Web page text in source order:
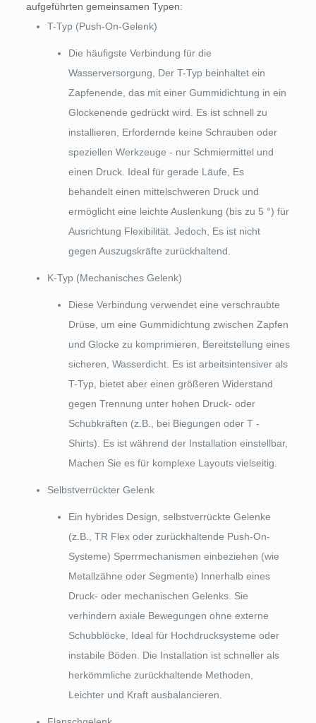
aufgeführten gemeinsamen Typen:
T-Typ (Push-On-Gelenk)
Die häufigste Verbindung für die
Wasserversorgung, Der T-Typ beinhaltet ein
Zapfenende, das mit einer Gummidichtung in ein
Glockenende gedrückt wird. Es ist schnell zu
installieren, Erfordernde keine Schrauben oder
speziellen Werkzeuge - nur Schmiermittel und
einen Druck. Ideal für gerade Läufe, Es
behandelt einen mittelschweren Druck und
ermöglicht eine leichte Auslenkung (bis zu 5 °) für
Ausrichtung Flexibilität. Jedoch, Es ist nicht
gegen Auszugskräfte zurückhaltend.
K-Typ (Mechanisches Gelenk)
Diese Verbindung verwendet eine verschraubte
Drüse, um eine Gummidichtung zwischen Zapfen
und Glocke zu komprimieren, Bereitstellung eines
sicheren, Wasserdicht. Es ist arbeitsintensiver als
T-Typ, bietet aber einen größeren Widerstand
gegen Trennung unter hohen Druck- oder
Schubkräften (z.B., bei Biegungen oder T -
Shirts). Es ist während der Installation einstellbar,
Machen Sie es für komplexe Layouts vielseitig.
Selbstverrückter Gelenk
Ein hybrides Design, selbstverrückte Gelenke
(z.B., TR Flex oder zurückhaltende Push-On-
Systeme) Sperrmechanismen einbeziehen (wie
Metallzähne oder Segmente) Innerhalb eines
Druck- oder mechanischen Gelenks. Sie
verhindern axiale Bewegungen ohne externe
Schubblöcke, Ideal für Hochdrucksysteme oder
instabile Böden. Die Installation ist schneller als
herkömmliche zurückhaltende Methoden,
Leichter und Kraft ausbalancieren.